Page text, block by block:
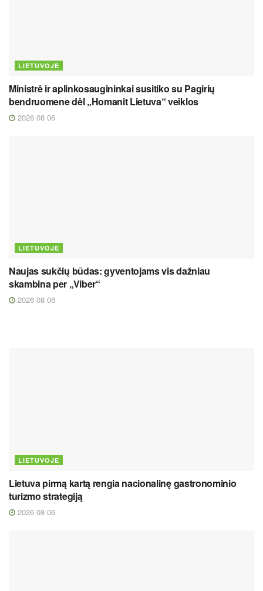
LIETUVOJE
Ministrė ir aplinkosaugininkai susitiko su Pagirių
bendruomene dėl „Homanit Lietuva“ veiklos
2026 08 06
LIETUVOJE
Naujas sukčių būdas: gyventojams vis dažniau
skambina per „Viber“
2026 08 06
LIETUVOJE
Lietuva pirmą kartą rengia nacionalinę gastronominio
turizmo strategiją
2026 08 06